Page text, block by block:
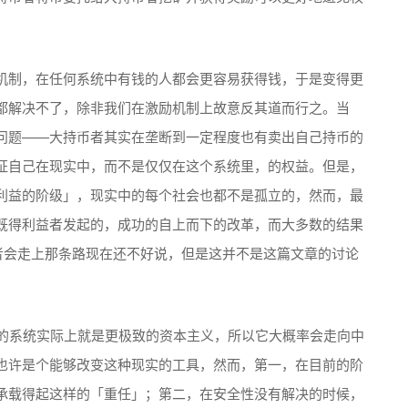
，在任何系统中有钱的人都会更容易获得钱，于是变得更
决不了，除非我们在激励机制上故意反其道而行之。当
题——大持币者其实在垄断到一定程度也有卖出自己持币的
己在现实中，而不是仅仅在这个系统里，的权益。但是，
的阶级」，现实中的每个社会也都不是孤立的，然而，最
利益者发起的，成功的自上而下的改革，而大多数的结果
走上那条路现在还不好说，但是这并不是这篇文章的讨论
统实际上就是更极致的资本主义，所以它大概率会走向中
是个能够改变这种现实的工具，然而，第一，在目前的阶
得起这样的「重任」；第二，在安全性没有解决的时候，